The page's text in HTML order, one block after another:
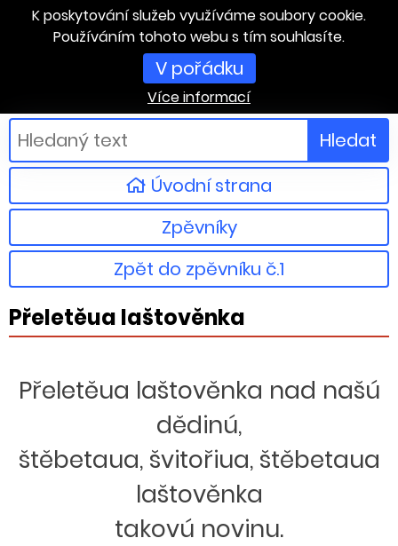
K poskytování služeb využíváme soubory cookie.
Používáním tohoto webu s tím souhlasíte.
V pořádku
Více informací
Hledat
Úvodní strana
Zpěvníky
Zpět do zpěvníku č.1
Přeletěua laštověnka
Přeletěua laštověnka nad našú
dědinú,
štěbetaua, švitořiua, štěbetaua
laštověnka
takovú novinu.